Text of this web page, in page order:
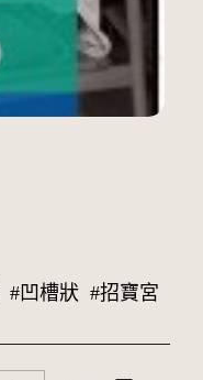
#凹槽狀 #招寶宮